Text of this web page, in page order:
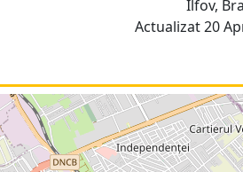
Ilfov,
Actualizat 20